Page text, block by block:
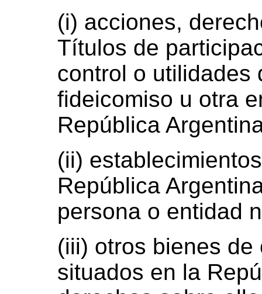
(i) acciones,
Títulos de
control o utilidades
fideicomiso u otra
República
(ii)
República
persona o entidad
(iii) otros bienes
situados en la